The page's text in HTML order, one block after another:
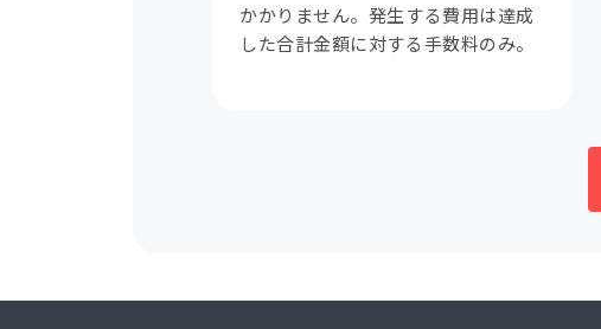
かかりません。発生する費用は達成
した合計金額に対する手数料のみ。